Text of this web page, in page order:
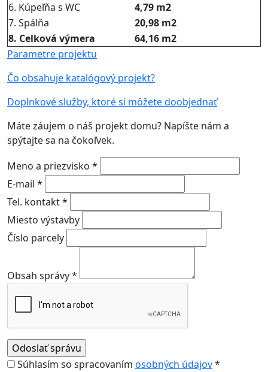
6. Kúpeľňa s WC
4,79 m2
7. Spálňa
20,98 m2
8. Celková výmera
64,16 m2
Parametre projektu
Čo obsahuje katalógový projekt?
Doplnkové služby, ktoré si môžete doobjednať
Máte záujem o náš projekt domu? Napíšte nám a
spýtajte sa na čokoľvek.
Meno a priezvisko *
E-mail *
Tel. kontakt *
Miesto výstavby
Číslo parcely
Obsah správy *
Súhlasím so spracovaním osobných údajov*